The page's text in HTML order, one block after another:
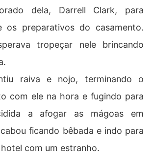
passaram pela mente de Katheri
tentando se recuperar do choque.
dela, Darrell Clark, para
os preparativos do casamento.
tropeçar nele brincando
raiva e nojo, terminando o
com ele na hora e fugindo para
a afogar as mágoas em
ficando bêbada e indo para
com um estranho.